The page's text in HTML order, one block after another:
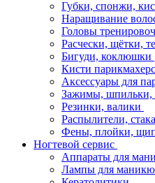
Губки, спонжи,
Наращивание
Головы
Расчески, щётки,
Бигуди, коклюшки
Кисти
Аксессуары для
Зажимы, шпильки,
Резинки, валики
Распылители,
Фены, плойки,
Ногтевой сервис
Аппараты для
Лампы для